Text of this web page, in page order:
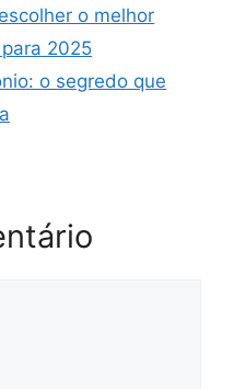
o melhor
2025
o segredo que